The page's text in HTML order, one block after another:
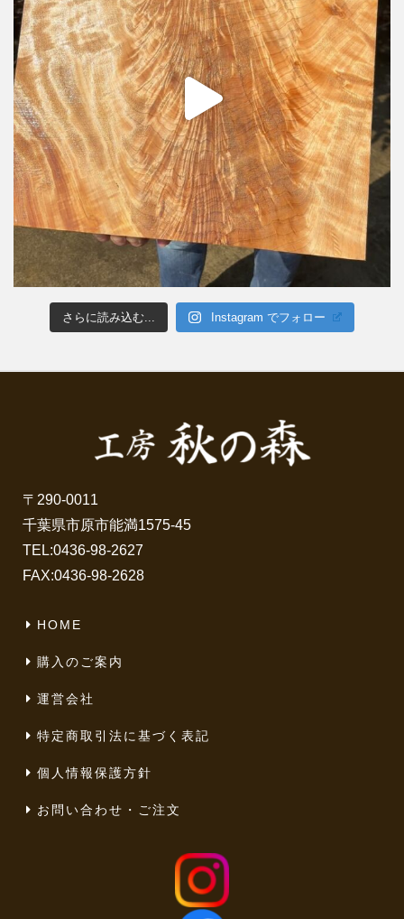
さらに読み込む... Instagram でフォロー
〒290-0011
千葉県市原市能満1575-45
TEL:0436-98-2627
FAX:0436-98-2628
HOME
購入のご案内
運営会社
特定商取引法に基づく表記
個人情報保護方針
お問い合わせ・ご注文